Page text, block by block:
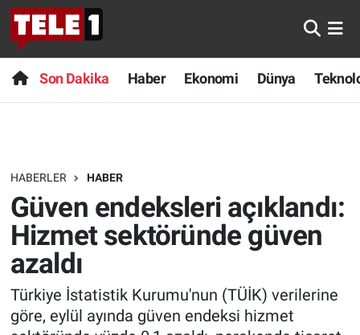
Son Dakika Haber Ekonomi Dünya
HABERLER HABER
Güven endeksleri açıklandı:
Hizmet sektöründe güven
azaldı
Türkiye İstatistik Kurumu'nun (TÜİK) verilerine
göre, eylül ayında güven endeksi hizmet
Anında Manşet
Başka Sohbetler
Bilim turu
Bilim ve Teknoloji Evreni
Doğa Konuşuyor
Dünya
Son Dakika
Haber
Dünya
Teknoloji
Sağlık
Spor
Nöbetçi Eczaneler
Hava Durumu
Trafik Durumu
Süper Lig Puan Durumu ve Fikstür
Tüm Manşetler
Son Dakika Haberleri